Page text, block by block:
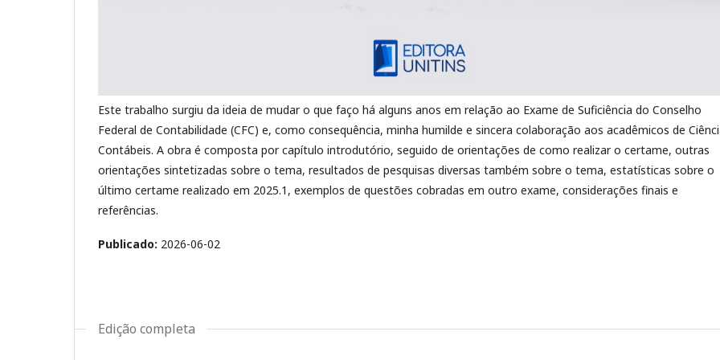
Este trabalho surgiu da ideia de mudar o que faço há alguns anos em relação ao Exame de Suficiência do Conselho
Federal de Contabilidade (CFC) e, como consequência, minha hu­milde e sincera colaboração aos acadêmicos de
Contábeis. A obra é composta por capítulo introdutório, seguido de orientações de como realizar o certame, outras
orientações sintetizadas sobre o tema, resultados de pesquisas diversas também sobre o tema, estatísticas sobre o
último certame realizado em 2025.1, exemplos de questões cobradas em outro exame, considerações finais e
referências.
Publicado: 2026-06-02
Edição completa